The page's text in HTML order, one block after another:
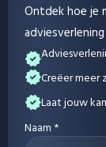
Ontdek hoe je
Creëer meer
Laat jouw
Naam *